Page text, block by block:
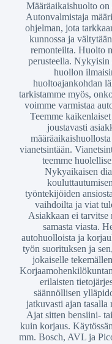
Määräaikaishuolto
Autonvalmistaja
ohjelman, jota
kunnossa ja
remonteilta. Huolto
perusteella. Nykyisin
huollon
huoltoajankohdan
tarkistamme myös,
voimme varmistaa
Teemme
joustavasti
vianetsintään.
teemme
Nykyaikaisen
työntekijöiden
vaihdoilta ja viat
Asiakkaan ei tarvitse
samasta viasta.
autohuolloista ja
työn suorituksen ja
jokaiselle
erilaisten
säännöllisen
jatkuvasti ajan tasalla
Ajat sitten bensiini-
kuin korjaus.
mm. Bosch, AVL ja